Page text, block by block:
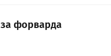
форварда